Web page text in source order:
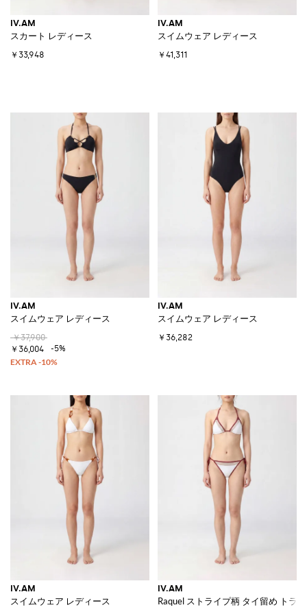
IV.AM
スカート レディース
￥33,948
IV.AM
スイムウェア レディース
￥41,311
IV.AM
スイムウェア レディース
￥37,900
￥36,004
-5%
IV.AM
スイムウェア レディース
￥36,282
IV.AM
スイムウェア レディース
IV.AM
Raquel ストライプ柄 タイ留め トラ